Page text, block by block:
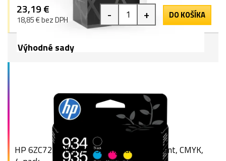
23,19 €
18,85 € bez DPH - + DO KOŠÍKA
Výhodné sady
HP 6ZC72AE (934/935), originálny atrament, CMYK,